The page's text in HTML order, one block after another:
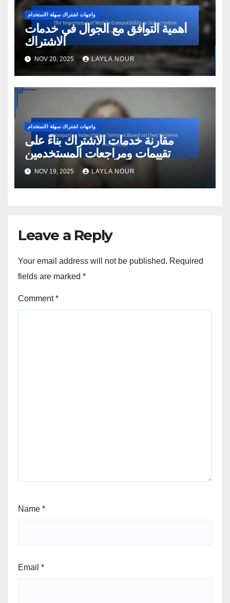
واجهات اشتراك سهلة الاستخدام
أهمية التوافق مع الجوال في خدمات
الاشتراك
NOV 20, 2025 LAYLA NOUR
واجهات اشتراك سهلة الاستخدام
مقارنة خدمات الاشتراك بناءً على
تقييمات ومراجعات المستخدمين
NOV 19, 2025 LAYLA NOUR
Leave a Reply
Your email address will not be published. Required
fields are marked *
Comment*
Name *
Email *